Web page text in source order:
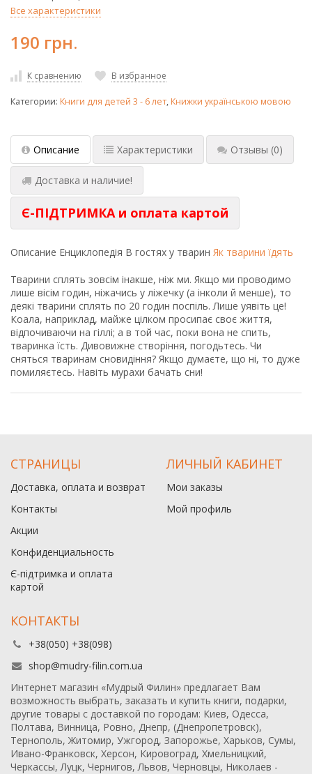
Все характеристики
190 грн.
К сравнению В избранное
Категории: Книги для детей 3 - 6 лет,Книжки українською мовою
Описание Характеристики Отзывы (0)
Доставка и наличие!
Є-ПІДТРИМКА и оплата картой
Описание Енциклопедія В гостях у тварин Як тварини їдять
Тварини сплять зовсім інакше, ніж ми. Якщо ми проводимо
лише вісім годин, ніжачись у ліжечку (а інколи й менше), то
деякі тварини сплять по 20 годин поспіль. Лише уявіть це!
Коала, наприклад, майже цілком просипає своє життя,
відпочиваючи на гіллі; а в той час, поки вона не спить,
тваринка їсть. Дивовижне створіння, погодьтесь. Чи
сняться тваринам сновидіння? Якщо думаєте, що ні, то дуже
помиляєтесь. Навіть мурахи бачать сни!
СТРАНИЦЫ
Доставка, оплата и возврат
Контакты
Акции
Конфиденциальность
Є-підтримка и оплата
картой
ЛИЧНЫЙ КАБИНЕТ
Мои заказы
Мой профиль
КОНТАКТЫ
+38(050) +38(098)
shop@mudry-filin.com.ua
Интернет магазин «Мудрый Филин» предлагает Вам
возможность выбрать, заказать и купить книги, подарки,
другие товары с доставкой по городам: Киев, Одесса,
Полтава, Винница, Ровно, Днепр, (Днепропетровск),
Тернополь, Житомир, Ужгород, Запорожье, Харьков, Сумы,
Ивано-Франковск, Херсон, Кировоград, Хмельницкий,
Черкассы, Луцк, Чернигов, Львов, Черновцы, Николаев -